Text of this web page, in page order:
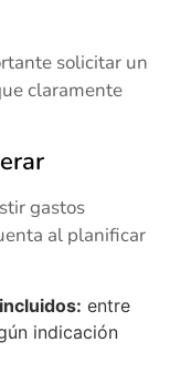
solicitar un
claramente
gastos
al planificar
entre
indicación